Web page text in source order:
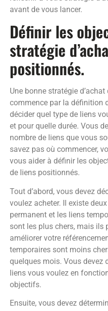
avant de vous lancer.
Définir les
stratégie
positionnés.
Une bonne stratégie
commence par la définition
décider quel type de liens
et pour quelle durée. Vous
nombre de liens que vous
savez pas où commencer,
vous aider à définir les
de liens positionnés.
Tout d’abord, vous devez
voulez acheter. Il existe
permanent et les liens
sont les plus chers, mais ils
améliorer votre
temporaires sont moins
quelques mois. Vous devez
liens vous voulez en
objectifs.
Ensuite, vous devez